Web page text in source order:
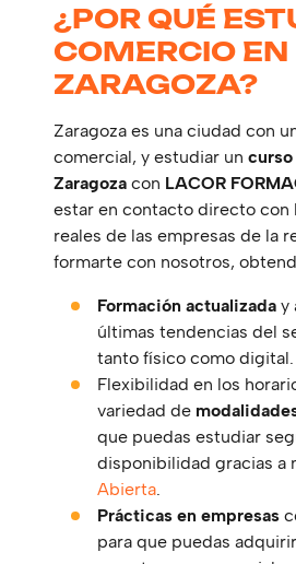
¿POR QUÉ
COMERCIO EN
ZARAGOZA?
Zaragoza es una ciudad con
comercial, y estudiar un
Zaragoza con LACOR
estar en contacto directo con
reales de las empresas de la
formarte con nosotros,
Formación actualizada y
últimas tendencias del
tanto físico como digital.
Flexibilidad en los
variedad de
que puedas estudiar
disponibilidad gracias a
Abierta
Prácticas en empresas
para que puedas